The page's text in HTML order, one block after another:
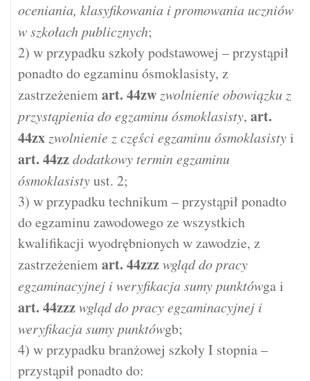
oceniania, klasyfikowania i promowania uczniów
w szkołach publicznych;
2) w przypadku szkoły podstawowej – przystąpił
ponadto do egzaminu ósmoklasisty, z
zastrzeżeniemart. 44zw zwolnienie obowiązku z
przystąpienia do egzaminu ósmoklasisty, art.
44zx zwolnienie z części egzaminu ósmoklasistyi
art. 44zzdodatkowy termin egzaminu
ósmoklasistyust. 2;
3) w przypadku technikum – przystąpił ponadto
do egzaminu zawodowego ze wszystkich
kwalifikacji wyodrębnionych w zawodzie, z
zastrzeżeniemart. 44zzzwgląd do pracy
egzaminacyjnej i weryfikacja sumy punktówga i
art. 44zzzwgląd do pracy egzaminacyjnej i
weryfikacja sumy punktówgb;
4) w przypadku branżowej szkoły I stopnia –
przystąpił ponadto do: